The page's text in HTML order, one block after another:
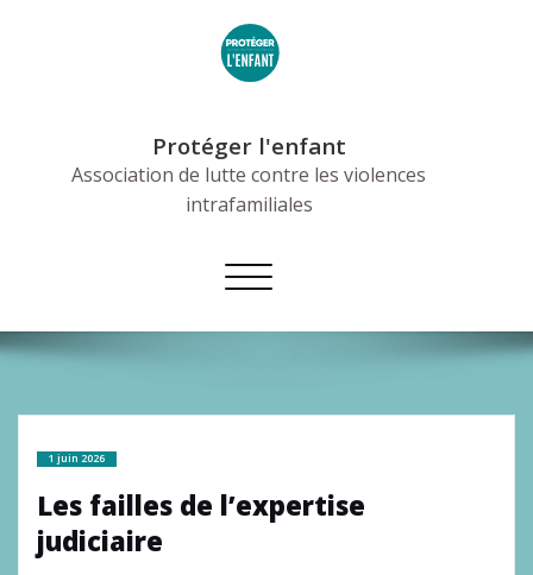
Protéger l'enfant
Association de lutte contre les violences
intrafamiliales
Afficher/masquer
la
1 juin 2026
Les failles de l’expertise
judiciaire